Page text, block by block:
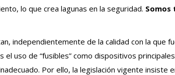
lo que crea lagunas en la seguridad. Somos
independientemente de la calidad con la que
uso de “fusibles” como dispositivos
Por ello, la legislación vigente insiste